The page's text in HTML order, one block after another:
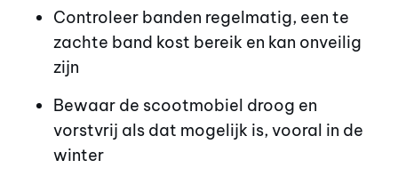
Controleer banden regelmatig, een te
zachte band kost bereik en kan onveilig
zijn
Bewaar de scootmobiel droog en
vorstvrij als dat mogelijk is, vooral in de
winter